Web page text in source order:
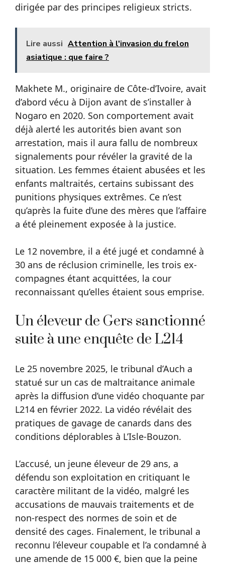
dirigée par des principes religieux stricts.
Lire aussi Attention à l'invasion du frelon
asiatique : que faire ?
Makhete M., originaire de Côte-d’Ivoire, avait
d’abord vécu à Dijon avant de s’installer à
Nogaro en 2020. Son comportement avait
déjà alerté les autorités bien avant son
arrestation, mais il aura fallu de nombreux
signalements pour révéler la gravité de la
situation. Les femmes étaient abusées et les
enfants maltraités, certains subissant des
punitions physiques extrêmes. Ce n’est
qu’après la fuite d’une des mères que l’affaire
a été pleinement exposée à la justice.
Le 12 novembre, il a été jugé et condamné à
30 ans de réclusion criminelle, les trois ex-
compagnes étant acquittées, la cour
reconnaissant qu’elles étaient sous emprise.
Un éleveur de Gers sanctionné
suite à une enquête de L214
Le 25 novembre 2025, le tribunal d’Auch a
statué sur un cas de maltraitance animale
après la diffusion d’une vidéo choquante par
L214 en février 2022. La vidéo révélait des
pratiques de gavage de canards dans des
conditions déplorables à L’Isle-Bouzon.
L’accusé, un jeune éleveur de 29 ans, a
défendu son exploitation en critiquant le
caractère militant de la vidéo, malgré les
accusations de mauvais traitements et de
non-respect des normes de soin et de
densité des cages. Finalement, le tribunal a
reconnu l’éleveur coupable et l’a condamné à
une amende de 15 000 €, bien que la peine